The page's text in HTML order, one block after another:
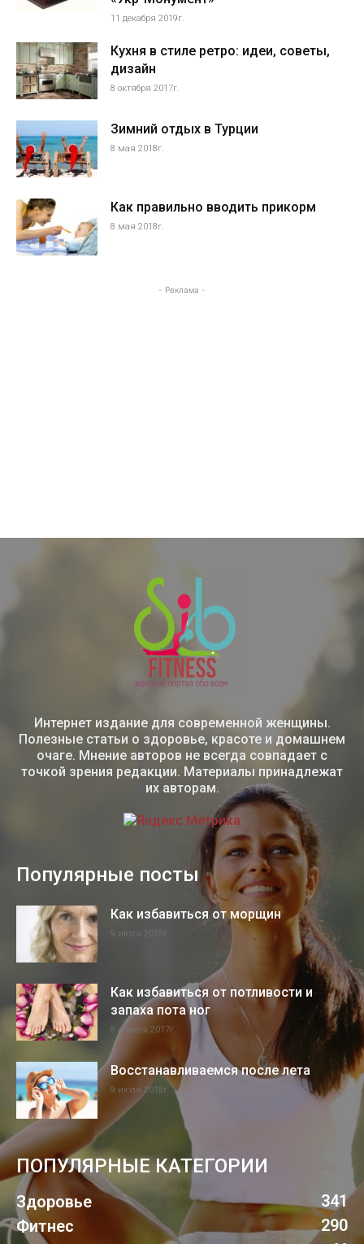
11 декабря 2019г.
Кухня в стиле ретро: идеи, советы,
дизайн
8 октября 2017г.
Зимний отдых в Турции
8 мая 2018г.
Как правильно вводить прикорм
8 мая 2018г.
- Реклама -
Интернет издание для современной женщины.
Полезные статьи о здоровье, красоте и домашнем
очаге. Мнение авторов не всегда совпадает с
точкой зрения редакции. Материалы принадлежат
их авторам.
Популярные посты
Как избавиться от морщин
9 июля 2018г.
Как избавиться от потливости и
запаха пота ног
8 апреля 2017г.
Восстанавливаемся после лета
9 июля 2018г.
ПОПУЛЯРНЫЕ КАТЕГОРИИ
Здоровье
341
Фитнес
290